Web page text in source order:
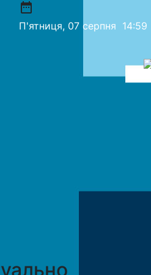
date_range
П'ятниця, 07 серпня 14:59